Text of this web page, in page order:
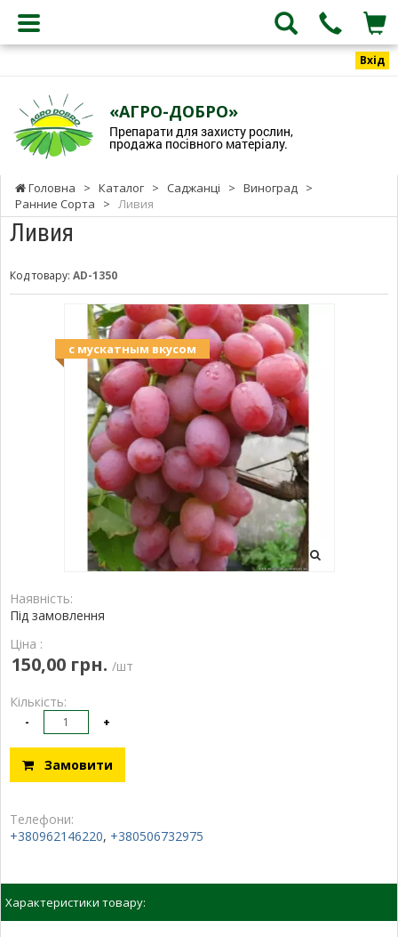
Вхід
«АГРО-ДОБРО»
Препарати для захисту рослин,
продажа посівного матеріалу.
Головна > Каталог > Саджанці > Виноград
>
Ранние Сорта
> Ливия
Ливия
Код товару: AD-1350
с мускатным вкусом
Наявність:
Під замовлення
Ціна :
150,00 грн. /шт
Кількість:
- +
Замовити
Телефони:
+380962146220, +380506732975
Характеристики товару: